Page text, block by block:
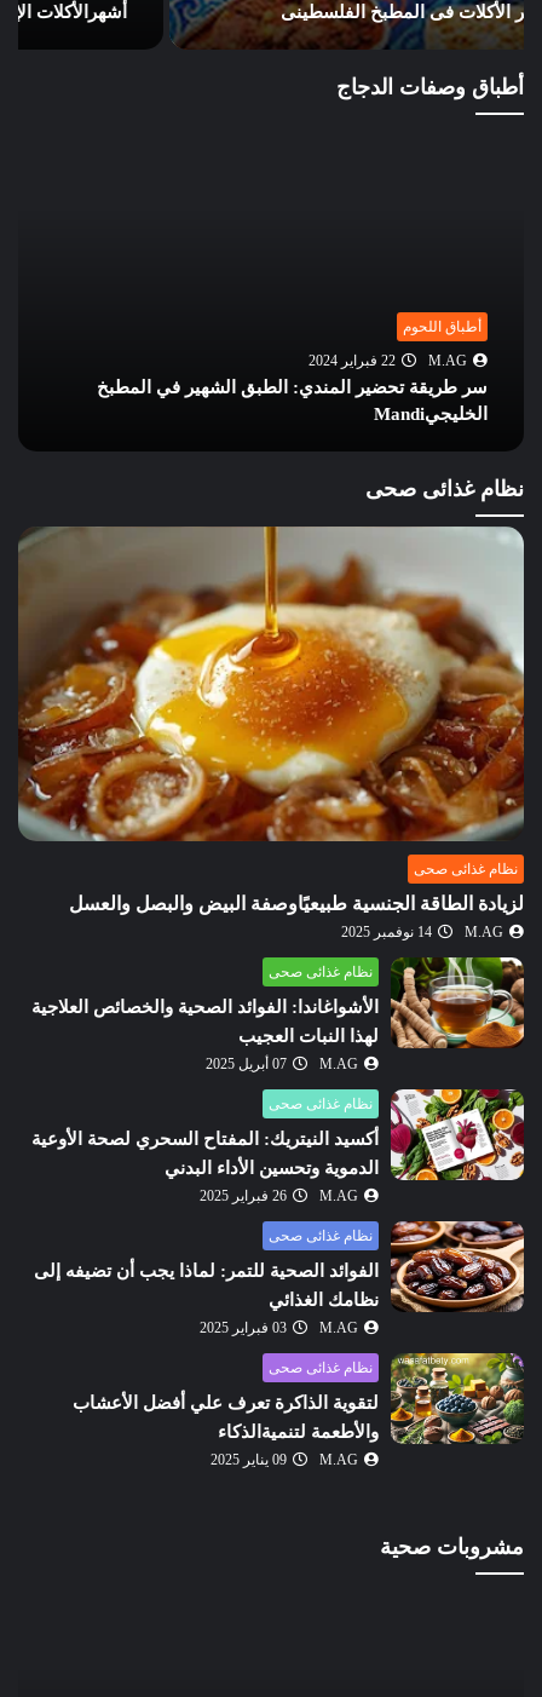
أشهرالأكلات الإماراتية: تراث غني من النكهات والتقاليد
أطباق وصفات الدجاج
أطباق اللحوم
M.AG
22 فبراير 2024
سر طريقة تحضير المندي: الطبق الشهير في المطبخ
الخليجيMandi
نظام غذائى صحى
نظام غذائى صحى
لزيادة الطاقة الجنسية طبيعيًاوصفة البيض والبصل والعسل
M.AG 14 نوفمبر 2025
نظام غذائى صحى
الأشواغاندا: الفوائد الصحية والخصائص العلاجية
لهذا النبات العجيب
M.AG 07 أبريل 2025
نظام غذائى صحى
أكسيد النيتريك: المفتاح السحري لصحة الأوعية
الدموية وتحسين الأداء البدني
M.AG 26 فبراير 2025
نظام غذائى صحى
الفوائد الصحية للتمر: لماذا يجب أن تضيفه إلى
نظامك الغذائي
M.AG 03 فبراير 2025
نظام غذائى صحى
لتقوية الذاكرة تعرف علي أفضل الأعشاب
والأطعمة لتنميةالذكاء
M.AG 09 يناير 2025
مشروبات صحية